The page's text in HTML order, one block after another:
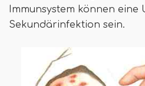
Immunsystem können eine
Sekundärinfektion sein.